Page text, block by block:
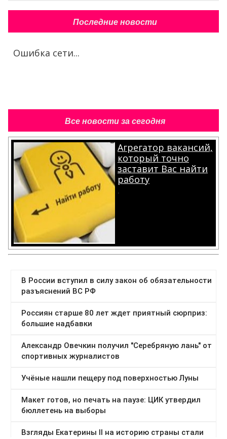
Последние новости
Ошибка сети...
Все новости за сегодня
Агрегатор вакансий,
который точно
заставит Вас найти
работу
.